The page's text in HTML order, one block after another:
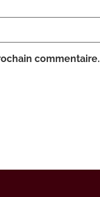
commentaire.